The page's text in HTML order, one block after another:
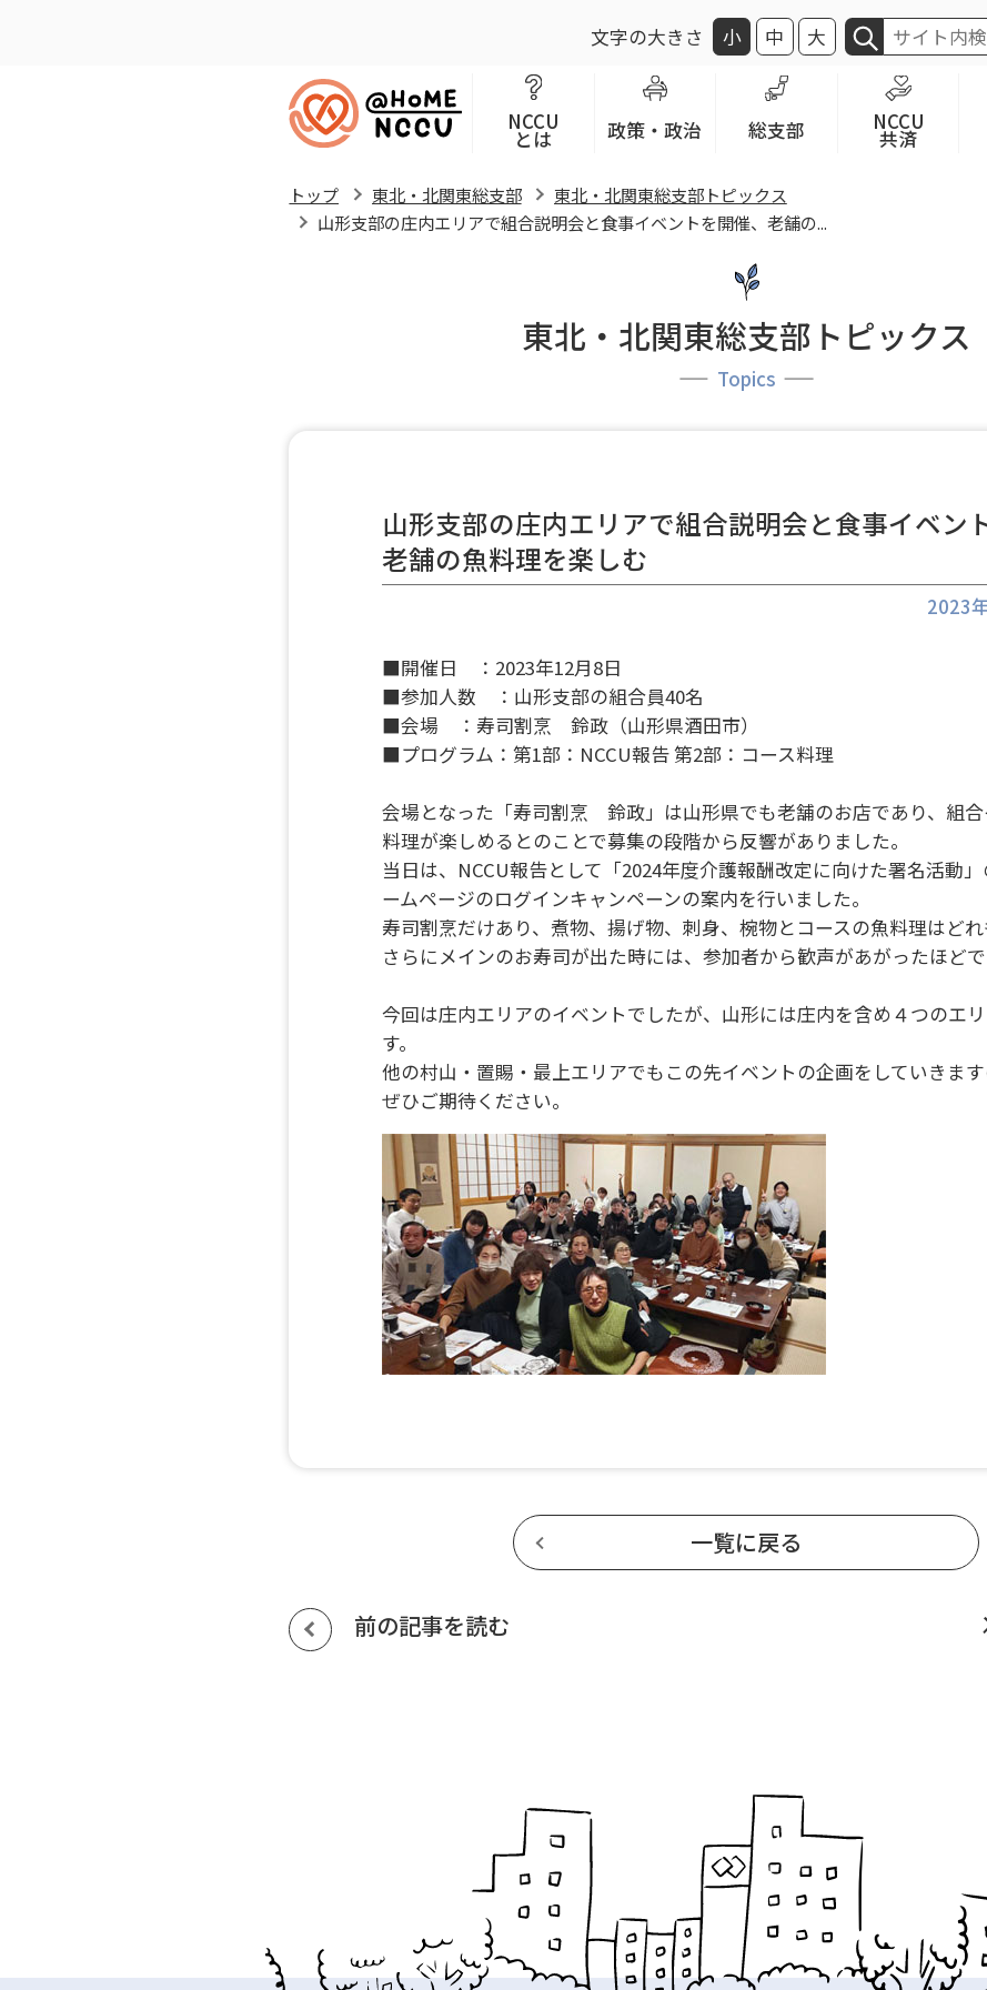
文字の大きさ 小 中 大
NCCU
とは 政策・政治 総支部 NCCU
共済
トップ 東北・北関東総支部
東北・北関東総支部トピックス
山形支部の庄内エリアで組合説明会と食事イベントを開催、老舗の...
東北・北関東総支部トピックス
Topics
山形支部の庄内エリアで組合説明会と食事イベン
老舗の魚料理を楽しむ
2023
■開催日 ：2023年12月8日
■参加人数 ：山形支部の組合員40名
■会場 ：寿司割烹 鈴政（山形県酒田市）
■プログラム：第1部：NCCU報告 第2部：コース料理
会場となった「寿司割烹 鈴政」は山形県でも老舗のお店であり、組
料理が楽しめるとのことで募集の段階から反響がありました。
当日は、NCCU報告として「2024年度介護報酬改定に向けた署名活動
ームページのログインキャンペーンの案内を行いました。
寿司割烹だけあり、煮物、揚げ物、刺身、椀物とコースの魚料理はどれ
さらにメインのお寿司が出た時には、参加者から歓声があがったほどで
今回は庄内エリアのイベントでしたが、山形には庄内を含め４つのエ
す。
他の村山・置賜・最上エリアでもこの先イベントの企画をしていきま
ぜひご期待ください。
一覧に戻る
前の記事を読む